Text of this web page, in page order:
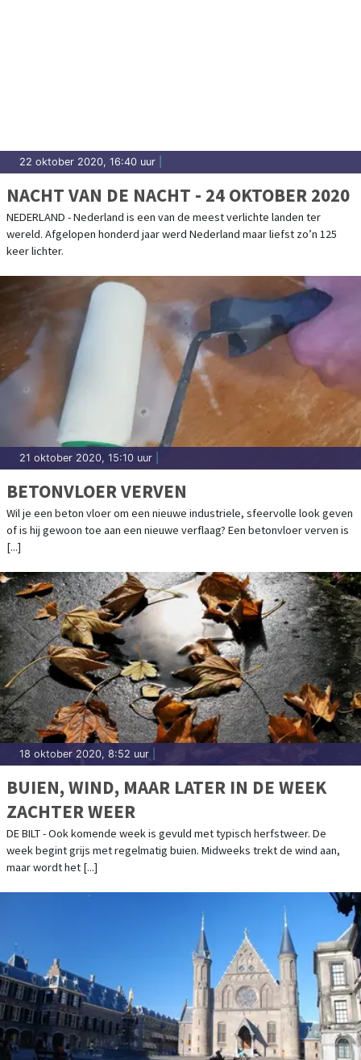
22 oktober 2020, 16:40 uur
NACHT VAN DE NACHT - 24 OKTOBER 2020
NEDERLAND - Nederland is een van de meest verlichte landen ter
wereld. Afgelopen honderd jaar werd Nederland maar liefst zo’n 125
keer lichter.
21 oktober 2020, 15:10 uur
BETONVLOER VERVEN
Wil je een beton vloer om een nieuwe industriele, sfeervolle look geven
of is hij gewoon toe aan een nieuwe verflaag? Een betonvloer verven is
[...]
18 oktober 2020, 8:52 uur
BUIEN, WIND, MAAR LATER IN DE WEEK
ZACHTER WEER
DE BILT - Ook komende week is gevuld met typisch herfstweer. De
week begint grijs met regelmatig buien. Midweeks trekt de wind aan,
maar wordt het [...]